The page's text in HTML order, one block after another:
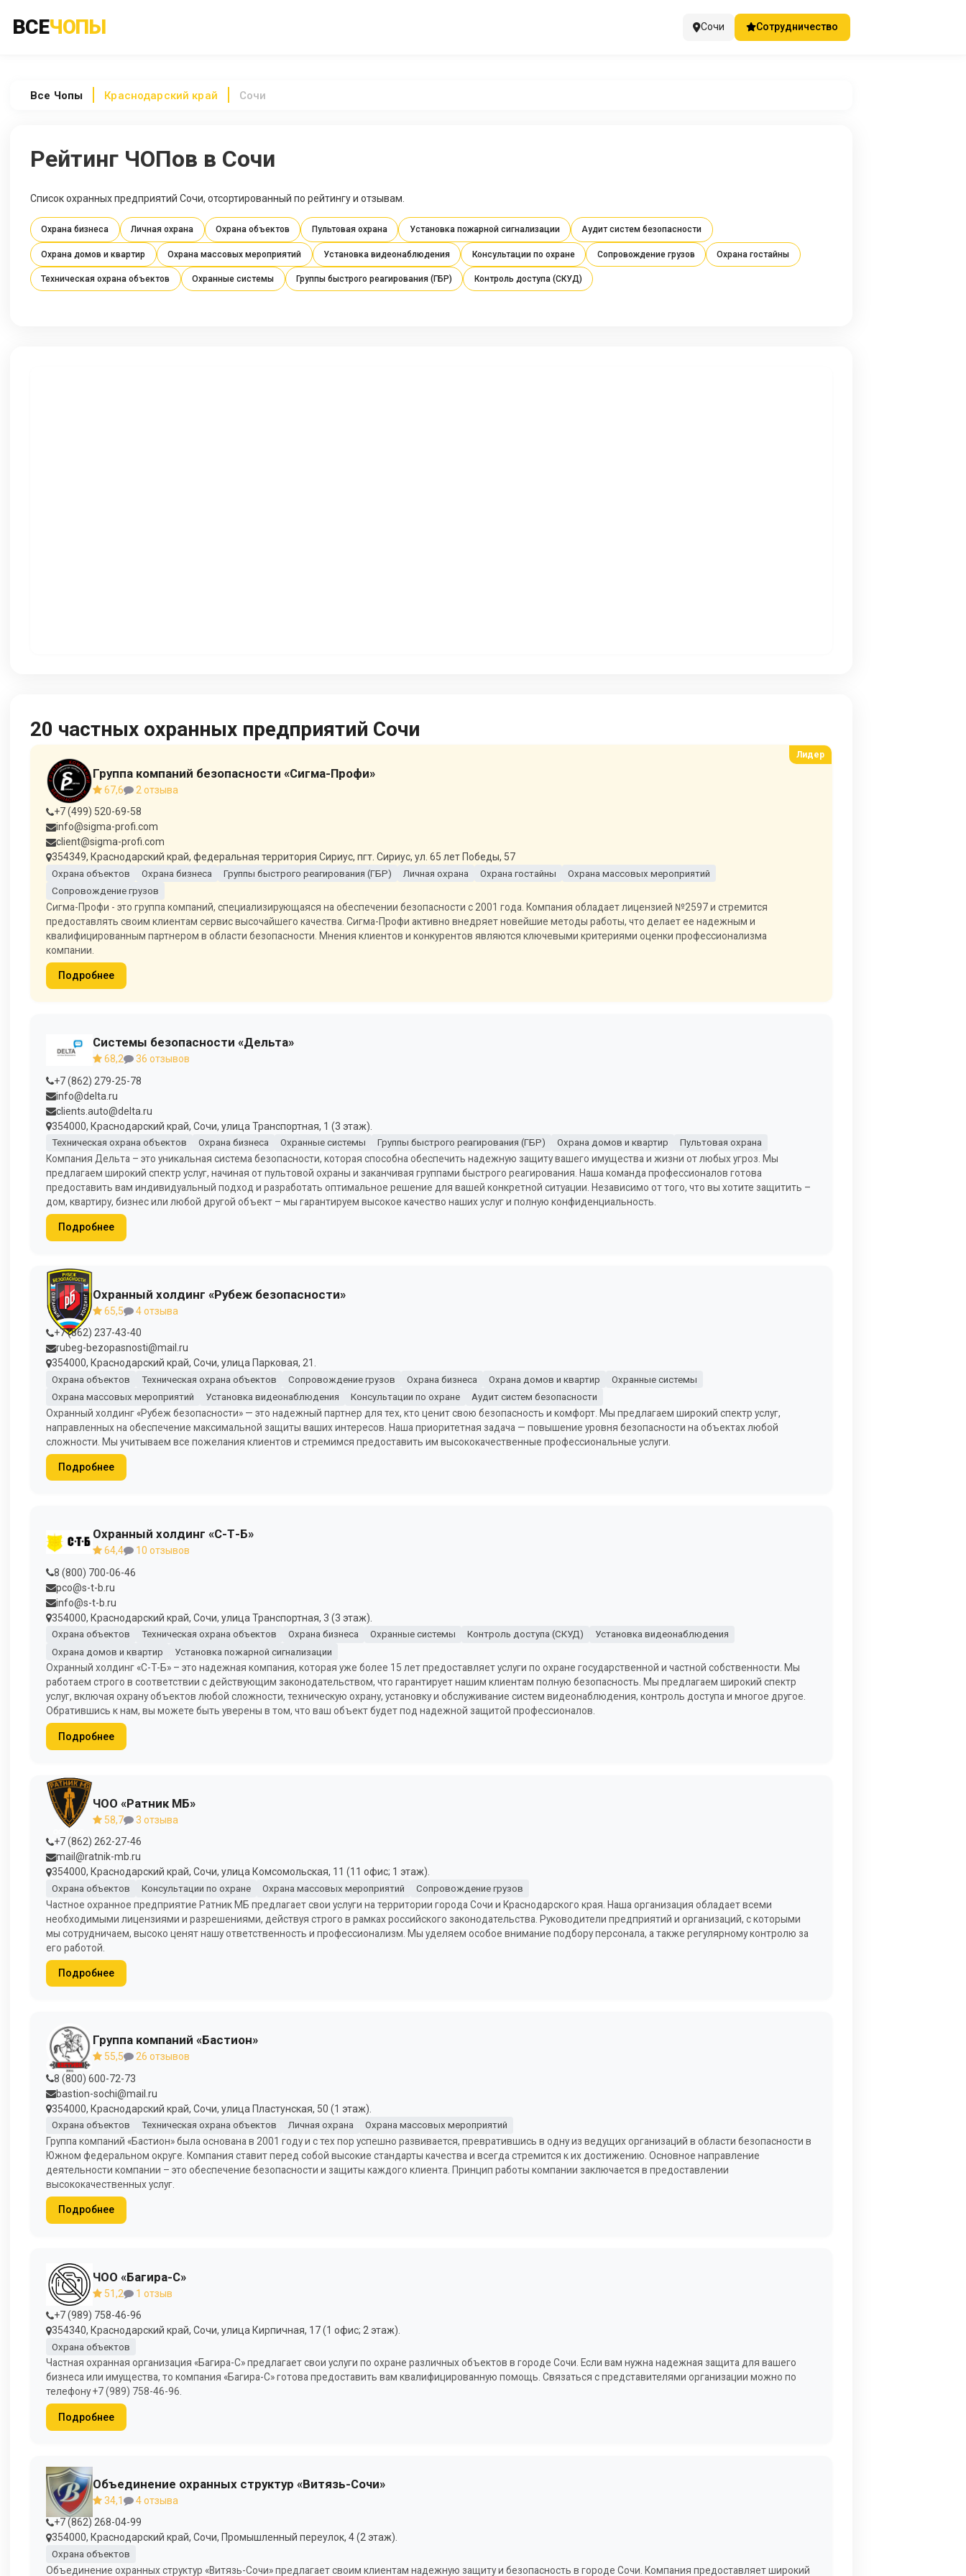
ВСЕЧОПЫ Сочи Сотрудничество
Все Чопы Краснодарский край Сочи
Рейтинг ЧОПов в Сочи
Список охранных предприятий Сочи, отсортированный по рейтингу и отзывам.
Охрана бизнеса Личная охрана Охрана объектов Пультовая охрана Установка пожарной сигнализации Аудит систем безопасности
Охрана домов и квартир Охрана массовых мероприятий Установка видеонаблюдения Консультации по охране Сопровождение грузов Охрана гостайны
Техническая охрана объектов Охранные системы Группы быстрого реагирования (ГБР) Контроль доступа (СКУД)
20 частных охранных предприятий Сочи
Группа компаний безопасности «Сигма-Профи»
67,6
2 отзыва
+7 (499) 520-69-58
info@sigma-profi.com
client@sigma-profi.com
354349, Краснодарский край, федеральная территория Сириус, пгт. Сириус, ул. 65 лет Победы, 57
Охрана объектов Охрана бизнеса Группы быстрого реагирования (ГБР) Личная охрана Охрана гостайны
Охрана массовых мероприятий
Сопровождение грузов
Сигма-Профи - это группа компаний, специализирующаяся на обеспечении безопасности с 2001 года. Компания обладает лицензией №2597 и стремится
предоставлять своим клиентам сервис высочайшего качества. Сигма-Профи активно внедряет новейшие методы работы, что делает ее надежным и
квалифицированным партнером в области безопасности. Мнения клиентов и конкурентов являются ключевыми критериями оценки профессионализма
компании.
Подробнее
Системы безопасности «Дельта»
68,2
36 отзывов
+7 (862) 279-25-78
info@delta.ru
clients.auto@delta.ru
354000, Краснодарский край, Сочи, улица Транспортная, 1 (3 этаж).
Техническая охрана объектов Охрана бизнеса Охранные системы Группы быстрого реагирования (ГБР) Охрана домов и квартир Пультовая охрана
Компания Дельта – это уникальная система безопасности, которая способна обеспечить надежную защиту вашего имущества и жизни от любых угроз. Мы
предлагаем широкий спектр услуг, начиная от пультовой охраны и заканчивая группами быстрого реагирования. Наша команда профессионалов готова
предоставить вам индивидуальный подход и разработать оптимальное решение для вашей конкретной ситуации. Независимо от того, что вы хотите защитить –
дом, квартиру, бизнес или любой другой объект – мы гарантируем высокое качество наших услуг и полную конфиденциальность.
Подробнее
Охранный холдинг «Рубеж безопасности»
65,5
4 отзыва
+7 (862) 237-43-40
rubeg-bezopasnosti@mail.ru
354000, Краснодарский край, Сочи, улица Парковая, 21.
Охрана объектов Техническая охрана объектов Сопровождение грузов Охрана бизнеса Охрана домов и квартир
Охранные системы
Охрана массовых мероприятий
Установка видеонаблюдения Консультации по охране Аудит систем безопасности
Охранный холдинг «Рубеж безопасности» — это надежный партнер для тех, кто ценит свою безопасность и комфорт. Мы предлагаем широкий спектр услуг,
направленных на обеспечение максимальной защиты ваших интересов. Наша приоритетная задача — повышение уровня безопасности на объектах любой
сложности. Мы учитываем все пожелания клиентов и стремимся предоставить им высококачественные профессиональные услуги.
Подробнее
Охранный холдинг «С-Т-Б»
64,4
10 отзывов
8 (800) 700-06-46
pco@s-t-b.ru
info@s-t-b.ru
354000, Краснодарский край, Сочи, улица Транспортная, 3 (3 этаж).
Охрана объектов Техническая охрана объектов Охрана бизнеса Охранные системы Контроль доступа (СКУД)
Установка видеонаблюдения
Охрана домов и квартир
Установка пожарной сигнализации
Охранный холдинг «С-Т-Б» – это надежная компания, которая уже более 15 лет предоставляет услуги по охране государственной и частной собственности. Мы
работаем строго в соответствии с действующим законодательством, что гарантирует нашим клиентам полную безопасность. Мы предлагаем широкий спектр
услуг, включая охрану объектов любой сложности, техническую охрану, установку и обслуживание систем видеонаблюдения, контроль доступа и многое другое.
Обратившись к нам, вы можете быть уверены в том, что ваш объект будет под надежной защитой профессионалов.
Подробнее
ЧОО «Ратник МБ»
58,7
3 отзыва
+7 (862) 262-27-46
mail@ratnik-mb.ru
354000, Краснодарский край, Сочи, улица Комсомольская, 11 (11 офис; 1 этаж).
Охрана объектов Консультации по охране Охрана массовых мероприятий Сопровождение грузов
Частное охранное предприятие Ратник МБ предлагает свои услуги на территории города Сочи и Краснодарского края. Наша организация обладает всеми
необходимыми лицензиями и разрешениями, действуя строго в рамках российского законодательства. Руководители предприятий и организаций, с которыми
мы сотрудничаем, высоко ценят нашу ответственность и профессионализм. Мы уделяем особое внимание подбору персонала, а также регулярному контролю за
его работой.
Подробнее
Группа компаний «Бастион»
55,5
26 отзывов
8 (800) 600-72-73
bastion-sochi@mail.ru
354000, Краснодарский край, Сочи, улица Пластунская, 50 (1 этаж).
Охрана объектов Техническая охрана объектов Личная охрана Охрана массовых мероприятий
Группа компаний «Бастион» была основана в 2001 году и с тех пор успешно развивается, превратившись в одну из ведущих организаций в области безопасности в
Южном федеральном округе. Компания ставит перед собой высокие стандарты качества и всегда стремится к их достижению. Основное направление
деятельности компании – это обеспечение безопасности и защиты каждого клиента. Принцип работы компании заключается в предоставлении
высококачественных услуг.
Подробнее
ЧОО «Багира-С»
51,2
1 отзыв
+7 (989) 758-46-96
354340, Краснодарский край, Сочи, улица Кирпичная, 17 (1 офис; 2 этаж).
Охрана объектов
Частная охранная организация «Багира-С» предлагает свои услуги по охране различных объектов в городе Сочи. Если вам нужна надежная защита для вашего
бизнеса или имущества, то компания «Багира-С» готова предоставить вам квалифицированную помощь. Связаться с представителями организации можно по
телефону +7 (989) 758-46-96.
Подробнее
Объединение охранных структур «Витязь-Сочи»
34,1
4 отзыва
+7 (862) 268-04-99
354000, Краснодарский край, Сочи, Промышленный переулок, 4 (2 этаж).
Охрана объектов
Объединение охранных структур «Витязь-Сочи» предлагает своим клиентам надежную защиту и безопасность в городе Сочи. Компания предоставляет широкий